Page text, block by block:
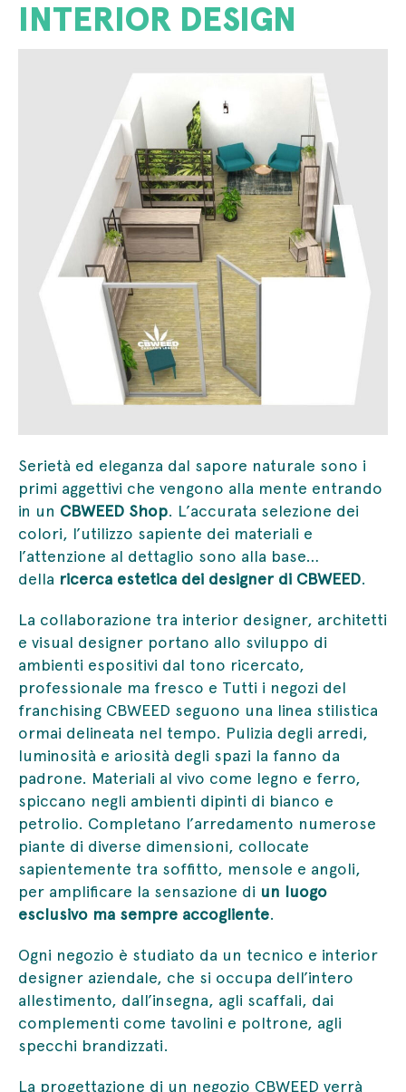
INTERIOR DESIGN
Serietà ed eleganza dal sapore naturale sono i
primi aggettivi che vengono alla mente entrando
in un CBWEED Shop. L’accurata selezione dei
colori, l’utilizzo sapiente dei materiali e
l’attenzione al dettaglio sono alla base…
della ricerca estetica dei designer di CBWEED.
La collaborazione tra interior designer, architetti
e visual designer portano allo sviluppo di
ambienti espositivi dal tono ricercato,
professionale ma fresco e Tutti i negozi del
franchising CBWEED seguono una linea stilistica
ormai delineata nel tempo. Pulizia degli arredi,
luminosità e ariosità degli spazi la fanno da
padrone. Materiali al vivo come legno e ferro,
spiccano negli ambienti dipinti di bianco e
petrolio. Completano l’arredamento numerose
piante di diverse dimensioni, collocate
sapientemente tra soffitto, mensole e angoli,
per amplificare la sensazione di un luogo
esclusivo ma sempre accogliente.
Ogni negozio è studiato da un tecnico e interior
designer aziendale, che si occupa dell’intero
allestimento, dall’insegna, agli scaffali, dai
complementi come tavolini e poltrone, agli
specchi brandizzati.
La progettazione di un negozio CBWEED verrà